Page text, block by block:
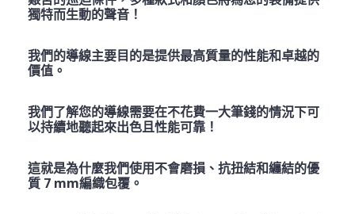
獨特而生動的聲音！
我們的導線主要目的是提供最高質量的性能和卓越的
價值。
我們了解您的導線需要在不花費一大筆錢的情況下可
以持續地聽起來出色且性能可靠！
這就是為什麼我們使用不會磨損、抗扭結和纏結的優
質 7 mm編織包覆。